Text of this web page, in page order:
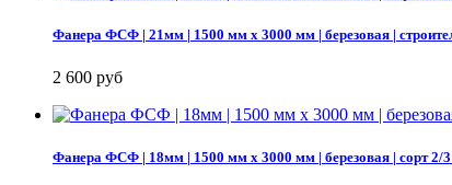
Фанера ФСФ | 21мм | 1500 мм х 3000 мм | березовая |
2 600 руб
Фанера ФСФ | 18мм | 1500 мм х 3000 мм | березовая | сорт 2/